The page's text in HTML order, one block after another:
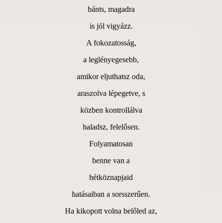
bánts, magadra
is jól vigyázz.
A fokozatosság,
a leglényegesebb,
amikor eljuthatsz oda,
araszolva lépegetve, s
közben kontrollálva
haladsz, felelősen.
Folyamatosan
benne van a
hétköznapjaid
hatásaiban a sorsszerűen.
Ha kikopott volna belőled az,